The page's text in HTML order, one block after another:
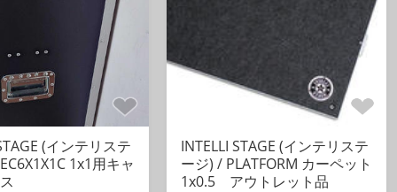
(インテリステ
1x1用キャ
INTELLI STAGE (インテリステ
ージ) / PLATFORM カーペット
1x0.5 アウトレット品